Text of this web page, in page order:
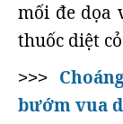
mối đe dọa
thuốc diệt
>>>
bướm vua